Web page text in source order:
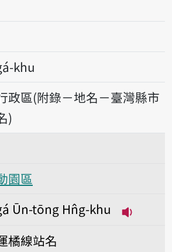
khu
政區(附錄－地名－臺灣縣市
)
園區
園區
Ūn-tōng Hn̂g-khu
橘線站名